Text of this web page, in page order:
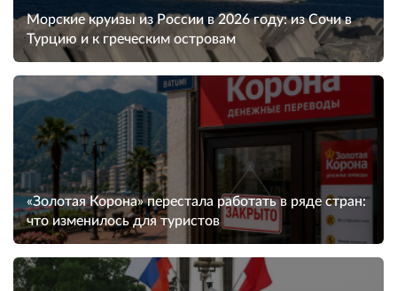
Морские круизы из России в 2026 году: из Сочи в
Турцию и к греческим островам
«Золотая Корона» перестала работать в ряде стран:
что изменилось для туристов